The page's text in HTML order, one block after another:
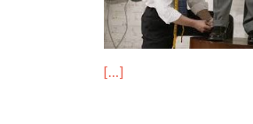
[…]